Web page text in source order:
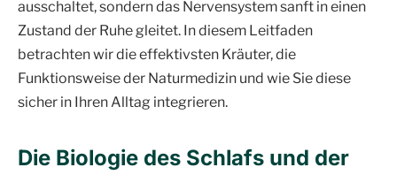
ausschaltet, sondern das Nervensystem sanft in einen
Zustand der Ruhe gleitet. In diesem Leitfaden
betrachten wir die effektivsten Kräuter, die
Funktionsweise der Naturmedizin und wie Sie diese
sicher in Ihren Alltag integrieren.
Die Biologie des Schlafs und der